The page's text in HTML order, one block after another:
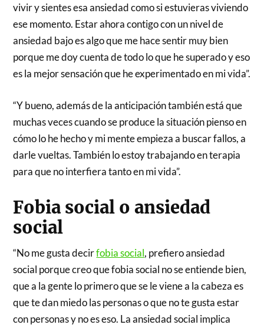
vivir y sientes esa ansiedad como si estuvieras viviendo
ese momento. Estar ahora contigo con un nivel de
ansiedad bajo es algo que me hace sentir muy bien
porque me doy cuenta de todo lo que he superado y eso
es la mejor sensación que he experimentado en mi vida”.
“Y bueno, además de la anticipación también está que
muchas veces cuando se produce la situación pienso en
cómo lo he hecho y mi mente empieza a buscar fallos, a
darle vueltas. También lo estoy trabajando en terapia
para que no interfiera tanto en mi vida”.
Fobia social o ansiedad
social
“No me gusta decirfobia social, prefiero ansiedad
social porque creo que fobia social no se entiende bien,
que a la gente lo primero que se le viene a la cabeza es
que te dan miedo las personas o que no te gusta estar
con personas y no es eso. La ansiedad social implica